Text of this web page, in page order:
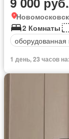
2 Комнаты
оборудованная
1 день, 23 часов